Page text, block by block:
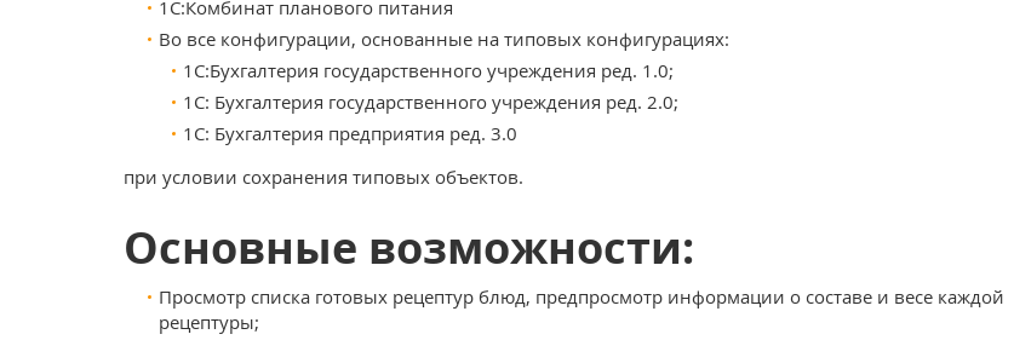
1C:Комбинат планового питания
Во все конфигурации, основанные на типовых конфигурациях:
1С:Бухгалтерия государственного учреждения ред. 1.0;
1С: Бухгалтерия государственного учреждения ред. 2.0;
1С: Бухгалтерия предприятия ред. 3.0
при условии сохранения типовых объектов.
Основные возможности:
Просмотр списка готовых рецептур блюд, предпросмотр информации о составе и весе каждой
рецептуры;